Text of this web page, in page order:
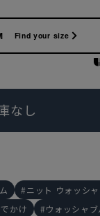
Find your size
ニット ウォッシ
かけ
ウォッシャ